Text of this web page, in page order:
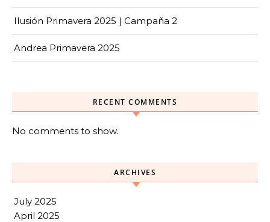
Ilusión Primavera 2025 | Campaña 2
Andrea Primavera 2025
RECENT COMMENTS
No comments to show.
ARCHIVES
July 2025
April 2025